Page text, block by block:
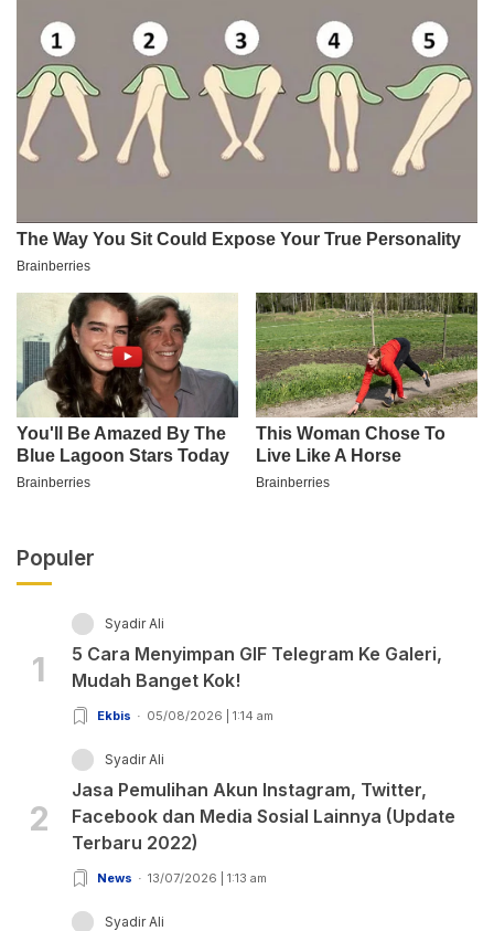
Populer
1
Syadir Ali
5 Cara Menyimpan GIF Telegram Ke Galeri,
Mudah Banget Kok!
Ekbis 05/08/2026 | 1:14 am
2
Syadir Ali
Jasa Pemulihan Akun Instagram, Twitter,
Facebook dan Media Sosial Lainnya (Update
Terbaru 2022)
News 13/07/2026 | 1:13 am
Syadir Ali